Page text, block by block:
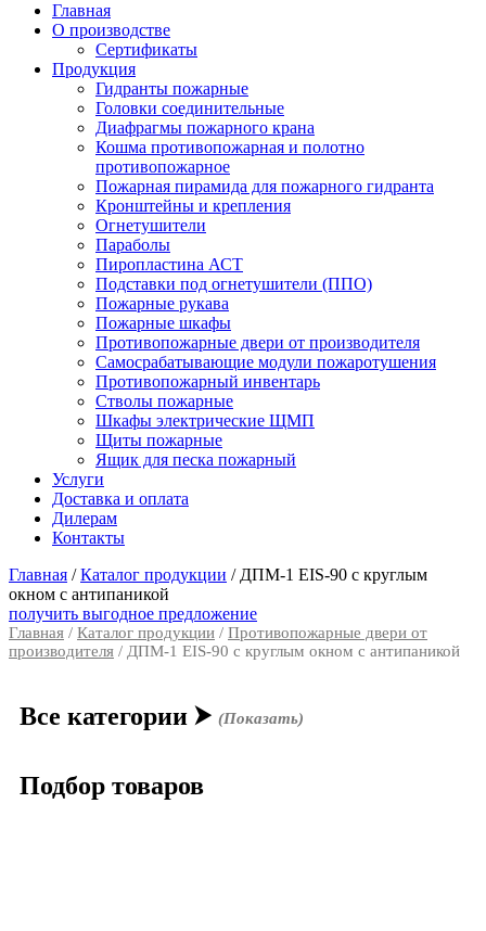
Главная
О производстве
Сертификаты
Продукция
Гидранты пожарные
Головки соединительные
Диафрагмы пожарного крана
Кошма противопожарная и полотно
противопожарное
Пожарная пирамида для пожарного гидранта
Кронштейны и крепления
Огнетушители
Параболы
Пиропластина АСТ
Подставки под огнетушители (ППО)
Пожарные рукава
Пожарные шкафы
Противопожарные двери от производителя
Самосрабатывающие модули пожаротушения
Противопожарный инвентарь
Стволы пожарные
Шкафы электрические ЩМП
Щиты пожарные
Ящик для песка пожарный
Услуги
Доставка и оплата
Дилерам
Контакты
Главная /Каталог продукции / ДПМ-1 EIS-90 с круглым
окном с антипаникой
получить выгодное предложение
Главная / Каталог продукции / Противопожарные двери от
производителя / ДПМ-1 EIS-90 с круглым окном с антипаникой
Все категории ⮞ (Показать)
Подбор товаров